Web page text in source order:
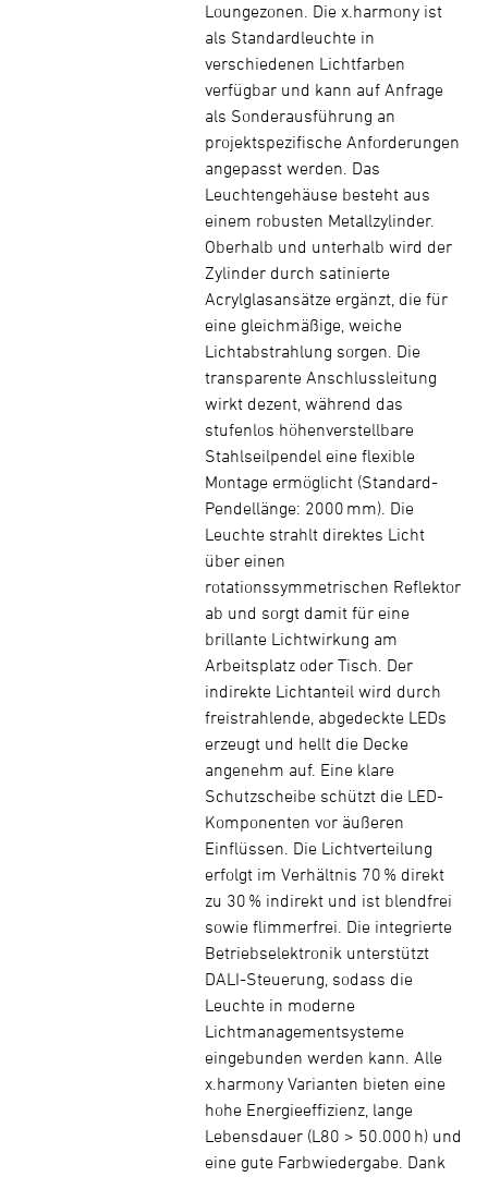
Loungezonen. Die x.harmony ist
als Standardleuchte in
verschiedenen Lichtfarben
verfügbar und kann auf Anfrage
als Sonderausführung an
projektspezifische Anforderungen
angepasst werden. Das
Leuchtengehäuse besteht aus
einem robusten Metallzylinder.
Oberhalb und unterhalb wird der
Zylinder durch satinierte
Acrylglasansätze ergänzt, die für
eine gleichmäßige, weiche
Lichtabstrahlung sorgen. Die
transparente Anschlussleitung
wirkt dezent, während das
stufenlos höhenverstellbare
Stahlseilpendel eine flexible
Montage ermöglicht (Standard-
Pendellänge: 2000 mm). Die
Leuchte strahlt direktes Licht
über einen
rotationssymmetrischen Reflektor
ab und sorgt damit für eine
brillante Lichtwirkung am
Arbeitsplatz oder Tisch. Der
indirekte Lichtanteil wird durch
freistrahlende, abgedeckte LEDs
erzeugt und hellt die Decke
angenehm auf. Eine klare
Schutzscheibe schützt die LED-
Komponenten vor äußeren
Einflüssen. Die Lichtverteilung
erfolgt im Verhältnis 70 % direkt
zu 30 % indirekt und ist blendfrei
sowie flimmerfrei. Die integrierte
Betriebselektronik unterstützt
DALI-Steuerung, sodass die
Leuchte in moderne
Lichtmanagementsysteme
eingebunden werden kann. Alle
x.harmony Varianten bieten eine
hohe Energieeffizienz, lange
Lebensdauer (L80 > 50.000 h) und
eine gute Farbwiedergabe. Dank